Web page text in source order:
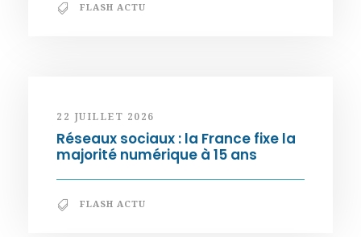
FLASH ACTU
22 JUILLET 2026
Réseaux sociaux : la France fixe la
majorité numérique à 15 ans
FLASH ACTU